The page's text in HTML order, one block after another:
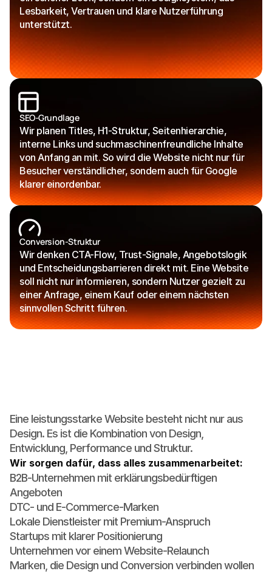
Lesbarkeit, Vertrauen und klare Nutzerführung
unterstützt.
SEO-Grundlage
Wir planen Titles, H1-Struktur, Seitenhierarchie,
interne Links und suchmaschinenfreundliche Inhalte
von Anfang an mit. So wird die Website nicht nur für
Besucher verständlicher, sondern auch für Google
klarer einordenbar.
Conversion-Struktur
Wir denken CTA-Flow, Trust-Signale, Angebotslogik
und Entscheidungsbarrieren direkt mit. Eine Website
soll nicht nur informieren, sondern Nutzer gezielt zu
einer Anfrage, einem Kauf oder einem nächsten
sinnvollen Schritt führen.
Eine leistungsstarke Website besteht nicht nur aus
Design. Es ist die Kombination von Design,
Entwicklung, Performance und Struktur.
Wir sorgen dafür, dass alles zusammenarbeitet:
B2B-Unternehmen mit erklärungsbedürftigen
Angeboten
DTC- und E-Commerce-Marken
Lokale Dienstleister mit Premium-Anspruch
Startups mit klarer Positionierung
Unternehmen vor einem Website-Relaunch
Marken, die Design und Conversion verbinden wollen